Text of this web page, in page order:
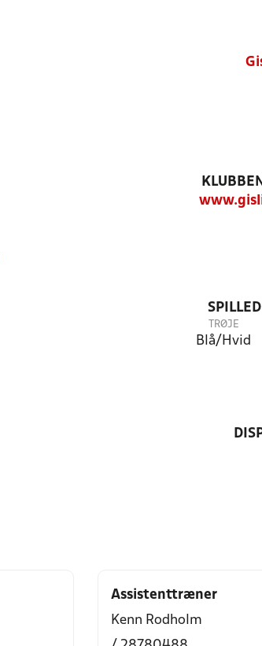
TRØJE
Blå/Hvid
Assistenttræner
Kenn Rodholm